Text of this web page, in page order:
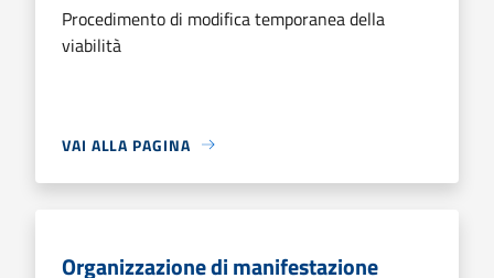
Procedimento di modifica temporanea della
viabilità
VAI ALLA PAGINA
Organizzazione di manifestazione